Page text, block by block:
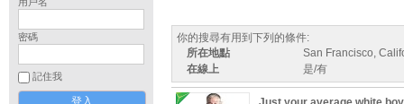
密碼
記住我
你的搜尋有用到下列的條件:
所在地點
San Francisco,
在線上
是/有